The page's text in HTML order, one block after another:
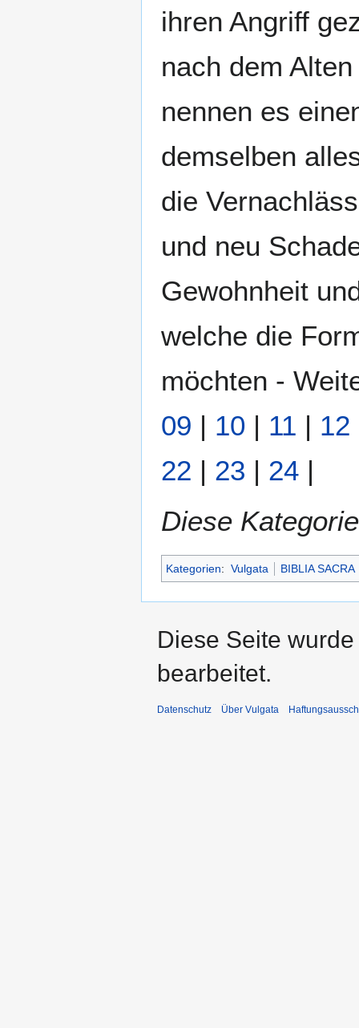
ihren Angriff
nach dem
nennen es
demselben
die
und neu
Gewohnheit
welche die
möchten -
09 | 10 | 11 | 12
22 | 23 | 24 |
Diese
Kategorien: Vulgata BIBLIA SACRA
Diese Seite
bearbeitet.
Datenschutz Über Vulgata